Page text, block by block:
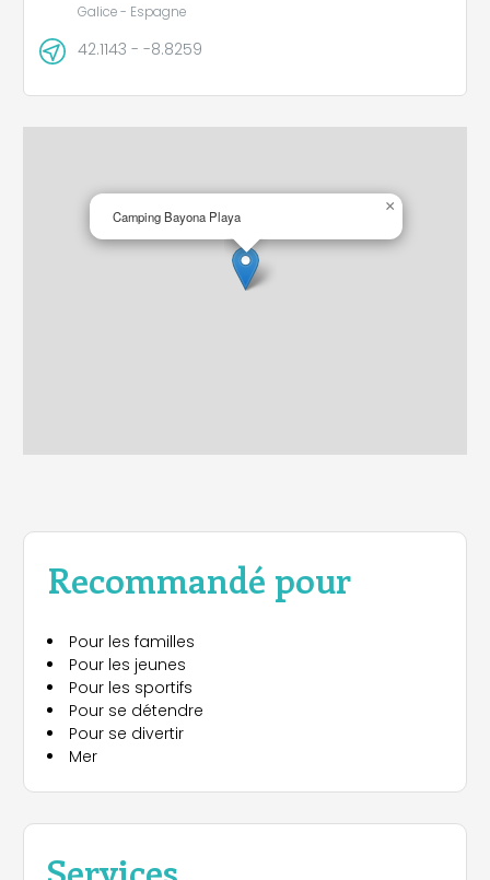
Recommandé pour
Pour les familles
Pour les jeunes
Pour les sportifs
Pour se détendre
Pour se divertir
Mer
Galice - Espagne
42.1143 - -8.8259
Camping Bayona Playa
×